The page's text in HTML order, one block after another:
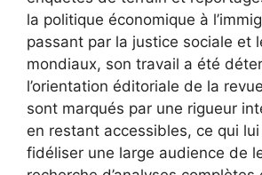
la politique économique à
passant par la justice sociale et
mondiaux, son travail a été
l’orientation éditoriale de la
sont marqués par une rigueur
en restant accessibles, ce qui
fidéliser une large audience de